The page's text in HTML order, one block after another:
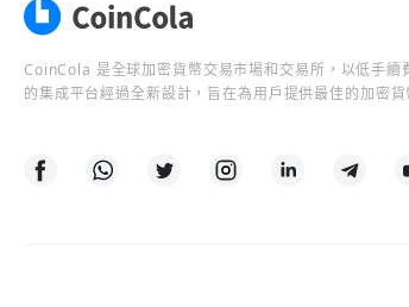
CoinCola 是全球加密貨幣交易市場和交易所，以低手
的集成平台經過全新設計，旨在為用戶提供最佳的加密貨